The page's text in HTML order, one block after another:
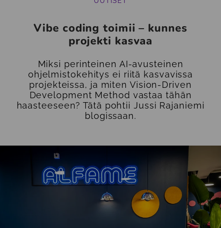
Vibe coding toimii – kunnes
projekti kasvaa
Miksi perinteinen AI-avusteinen
ohjelmistokehitys ei riitä kasvavissa
projekteissa, ja miten Vision-Driven
Development Method vastaa tähän
haasteeseen? Tätä pohtii Jussi Rajaniemi
blogissaan.